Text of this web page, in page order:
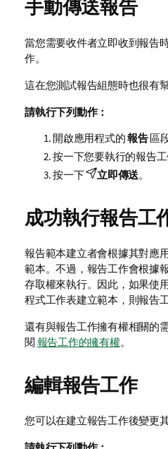
手動傳送報告
當您需要收件者立即收到報告
作。
這在您測試報告組態時也很有幫
請執行下列動作：
開啟應用程式的報告區
按一下您要執行的報告
按一下
立即傳送。
成功執行報告工
報告範本建立者會根據其對應
範本。不過，報告工作會根據
存取權來執行。因此，如果使
程式工作表建立範本，則報告
還有與報告工作擁有權相關的
閱 報告工作的擁有權。
編輯報告工作
您可以在建立報告工作後變更其